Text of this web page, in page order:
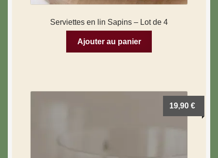
Serviettes en lin Sapins – Lot de 4
Ajouter au panier
19,90€